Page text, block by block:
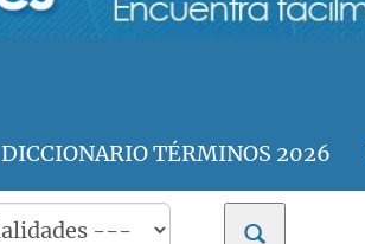
DICCIONARIO TÉRMINOS 2026